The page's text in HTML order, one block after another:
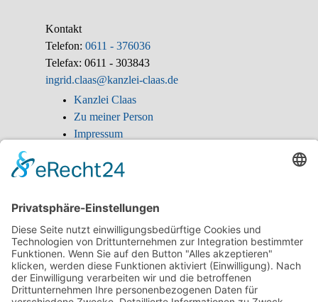
Kontakt
Telefon: 0611 - 376036
Telefax: 0611 - 303843
ingrid.claas@kanzlei-claas.de
Kanzlei Claas
Zu meiner Person
Impressum
Ingrid Claas
SOKA-BAU
Sozialrecht
Arbeitsunfall
Berufskrankheit 2108